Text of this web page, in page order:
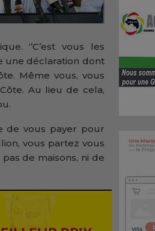
‘’C’est vous les
une déclaration dont
Même vous, vous
Au lieu de cela,
de vous payer pour
vous partez vous
de maisons, ni de